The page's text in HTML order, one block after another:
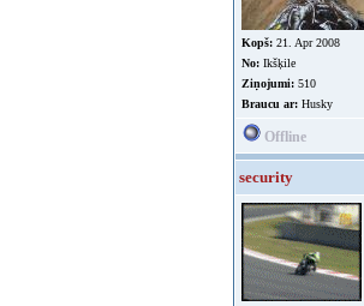
Kopš: 21. Apr 2008
No: Ikšķile
Ziņojumi: 510
Braucu ar: Husky
Offline
security